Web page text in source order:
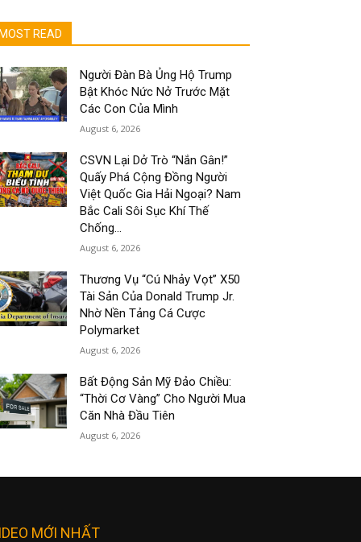
MOST READ
Người Đàn Bà Ủng Hộ Trump
Bật Khóc Nức Nở Trước Mặt
Các Con Của Mình
August 6, 2026
CSVN Lại Dở Trò “Nắn Gân!”
Quấy Phá Cộng Đồng Người
Việt Quốc Gia Hải Ngoại? Nam
Bắc Cali Sôi Sục Khí Thế
Chống...
August 6, 2026
Thương Vụ “Cú Nhảy Vọt” X50
Tài Sản Của Donald Trump Jr.
Nhờ Nền Tảng Cá Cược
Polymarket
August 6, 2026
Bất Động Sản Mỹ Đảo Chiều:
“Thời Cơ Vàng” Cho Người Mua
Căn Nhà Đầu Tiên
August 6, 2026
MỚI NHẤT